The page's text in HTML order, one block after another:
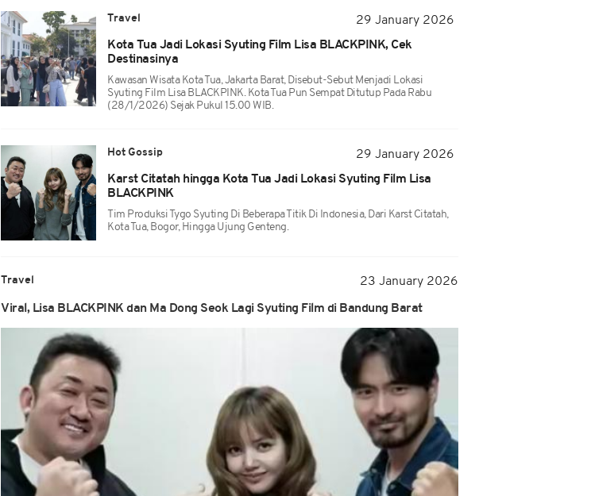
Travel
29 January 2026
Kota Tua Jadi Lokasi Syuting Film Lisa BLACKPINK, Cek
Destinasinya
Kawasan Wisata Kota Tua, Jakarta Barat, Disebut-Sebut Menjadi Lokasi
Syuting Film Lisa BLACKPINK. Kota Tua Pun Sempat Ditutup Pada Rabu
(28/1/2026) Sejak Pukul 15.00 WIB.
Hot Gossip
29 January 2026
Karst Citatah hingga Kota Tua Jadi Lokasi Syuting Film Lisa
BLACKPINK
Tim Produksi Tygo Syuting Di Beberapa Titik Di Indonesia, Dari Karst Citatah,
Kota Tua, Bogor, Hingga Ujung Genteng.
Travel 23 January 2026
Viral, Lisa BLACKPINK dan Ma Dong Seok Lagi Syuting Film di Bandung Barat